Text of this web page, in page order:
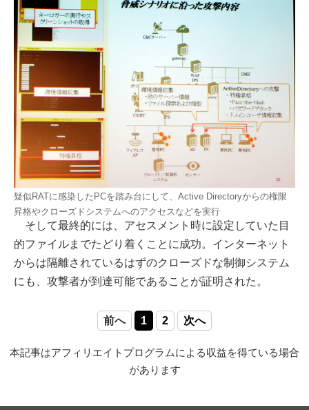
疑似RATに感染したPCを踏み台にして、Active Directoryからの権限
昇格やクローズドシステムへのアクセスなどを実行
そして最終的には、アセスメント時に設定していた目
的ファイルまでたどり着くことに成功。インターネット
からは隔離されているはずのクローズドな制御システム
にも、攻撃者が到達可能であることが証明された。
前へ 1 2 次へ
本記事はアフィリエイトプログラムによる収益を得ている場合
があります